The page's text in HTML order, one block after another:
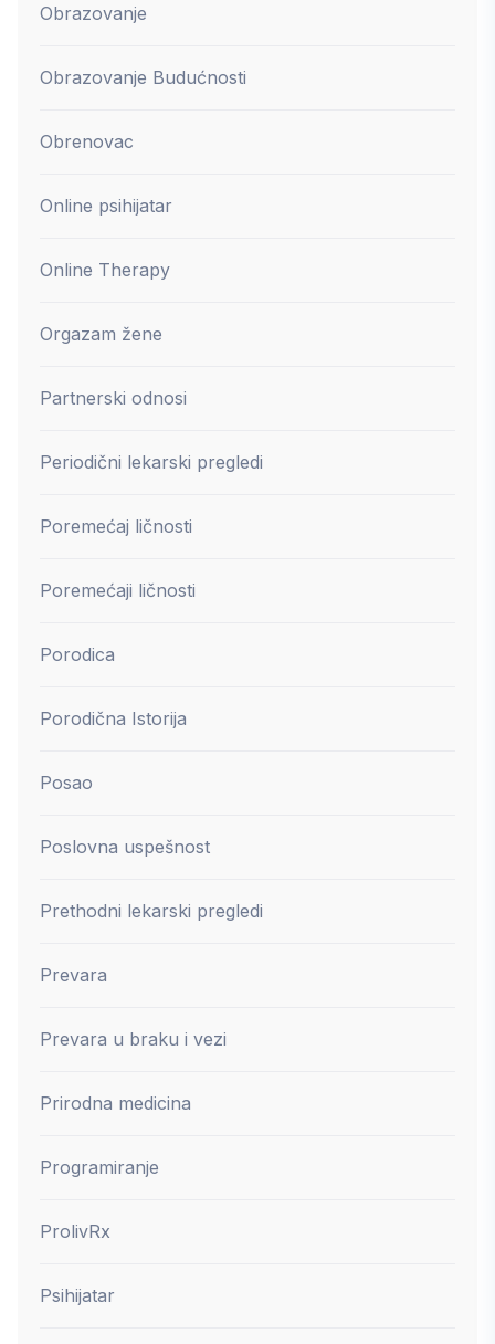
Obrazovanje
Obrazovanje Budućnosti
Obrenovac
Online psihijatar
Online Therapy
Orgazam žene
Partnerski odnosi
Periodični lekarski pregledi
Poremećaj ličnosti
Poremećaji ličnosti
Porodica
Porodična Istorija
Posao
Poslovna uspešnost
Prethodni lekarski pregledi
Prevara
Prevara u braku i vezi
Prirodna medicina
Programiranje
ProlivRx
Psihijatar